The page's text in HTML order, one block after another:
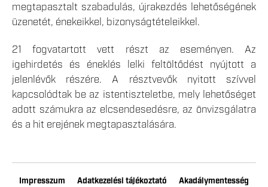
megtapasztalt szabadulás, újrakezdés lehetőségének
üzenetét, énekeikkel, bizonyságtételeikkel.
21 fogvatartott vett részt az eseményen. Az
igehirdetés és éneklés lelki feltöltődést nyújtott a
jelenlévők részére. A résztvevők nyitott szívvel
kapcsolódtak be az istentiszteletbe, mely lehetőséget
adott számukra az elcsendesedésre, az önvizsgálatra
és a hit erejének megtapasztalására.
Impresszum Adatkezelési tájékoztató Akadálymentesség